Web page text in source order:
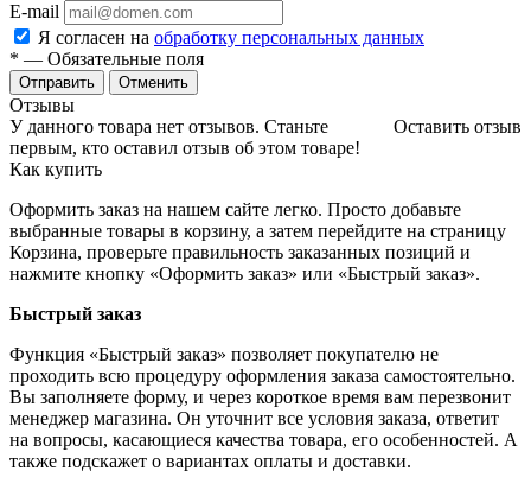
E-mail
Я согласен на обработку персональных данных
* — Обязательные поля
Отменить
Отзывы
Оставить отзыв
У данного товара нет отзывов. Станьте
первым, кто оставил отзыв об этом товаре!
Как купить
Оформить заказ на нашем сайте легко. Просто добавьте
выбранные товары в корзину, а затем перейдите на страницу
Корзина, проверьте правильность заказанных позиций и
нажмите кнопку «Оформить заказ» или «Быстрый заказ».
Быстрый заказ
Функция «Быстрый заказ» позволяет покупателю не
проходить всю процедуру оформления заказа самостоятельно.
Вы заполняете форму, и через короткое время вам перезвонит
менеджер магазина. Он уточнит все условия заказа, ответит
на вопросы, касающиеся качества товара, его особенностей. А
также подскажет о вариантах оплаты и доставки.